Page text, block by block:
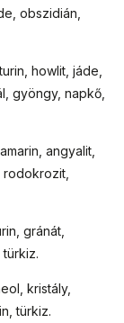
obszidián,
howlit, jáde,
gyöngy, napkő,
angyalit,
rodokrozit,
gránát,
kristály,
türkiz.